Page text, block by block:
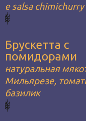
e salsa chimichurry
Брускетта с
помидорами
натуральная
Мильярезе,
базилик